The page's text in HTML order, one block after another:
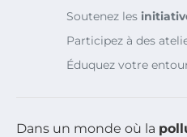
Soutenez les
Participez à des
Éduquez votre
Dans un monde où la